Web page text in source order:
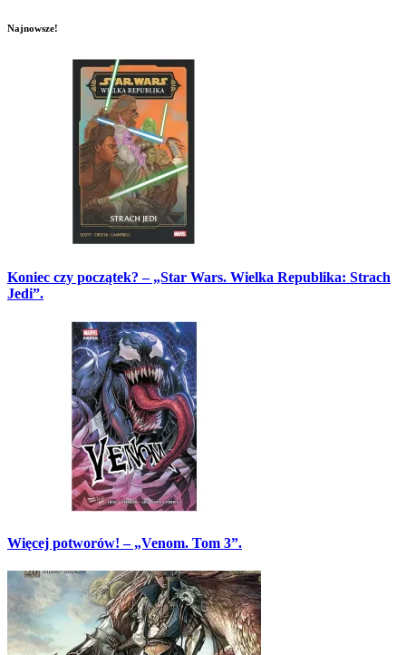
Najnowsze!
Koniec czy początek? – „Star Wars. Wielka Republika: Strach
Jedi”.
Więcej potworów! – „Venom. Tom 3”.